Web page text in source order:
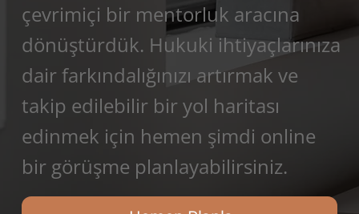
çevrimiçi bir mentorluk aracına
dönüştürdük. Hukuki ihtiyaçlarınıza
dair farkındalığınızı artırmak ve
takip edilebilir bir yol haritası
edinmek için hemen şimdi online
bir görüşme planlayabilirsiniz.